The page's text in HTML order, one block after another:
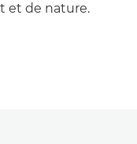
et de nature.